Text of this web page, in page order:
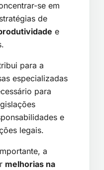
se em
de
e
para a
especializadas
para
e
legais.
a
melhorias na